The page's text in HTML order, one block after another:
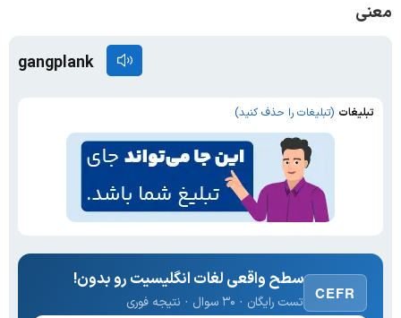
معنی
gangplank
تبلیغات (تبلیغات را حذف کنید)
CEFR
سطح واقعی لغات انگلیسیت رو بدون!
تست رایگان · ۳۰ سوال · نتیجه فوری